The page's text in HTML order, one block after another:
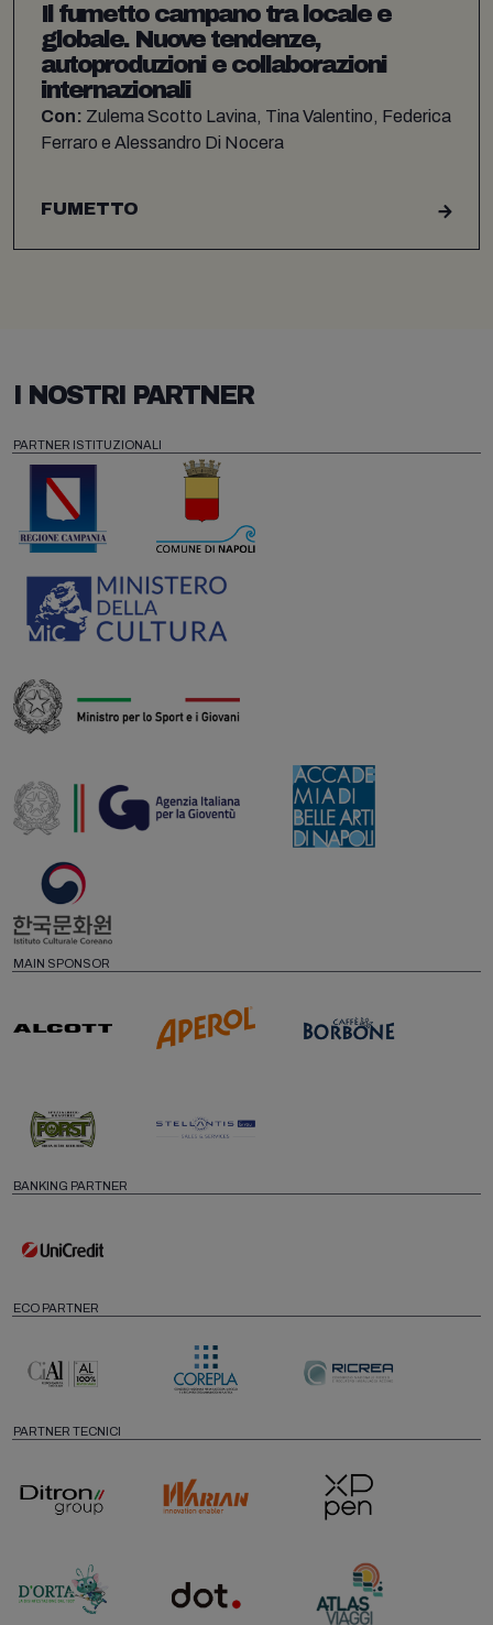
Il fumetto campano tra locale e
globale. Nuove tendenze,
autoproduzioni e collaborazioni
internazionali
Con: Zulema Scotto Lavina, Tina Valentino, Federica
Ferraro e Alessandro Di Nocera
FUMETTO
I NOSTRI PARTNER
PARTNER ISTITUZIONALI
MAIN SPONSOR
BANKING PARTNER
ECO PARTNER
PARTNER TECNICI